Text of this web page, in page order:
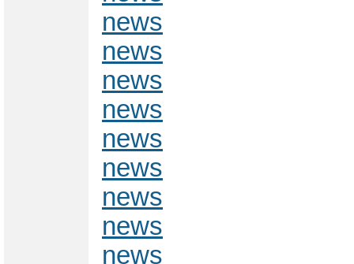
news
news
news
news
news
news
news
news
news